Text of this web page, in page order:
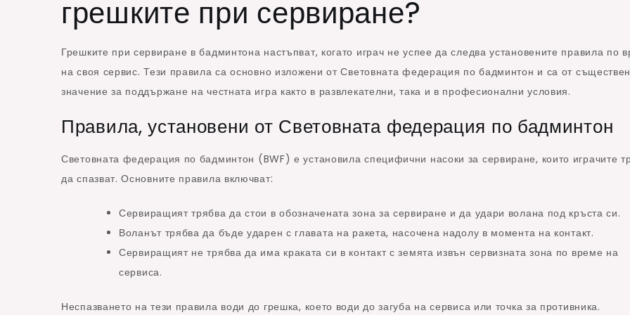
грешките при сервиране?
Грешките при сервиране в бадминтона настъпват, когато играч не успее да следва установените правила по
на своя сервис. Тези правила са основно изложени от Световната федерация по бадминтон и са от
значение за поддържане на честната игра както в развлекателни, така и в професионални условия.
Правила, установени от Световната федерация по бадминтон
Световната федерация по бадминтон (BWF) е установила специфични насоки за сервиране, които играчите
да спазват. Основните правила включват:
Сервиращият трябва да стои в обозначената зона за сервиране и да удари волана под кръста си.
Воланът трябва да бъде ударен с главата на ракета, насочена надолу в момента на контакт.
Сервиращият не трябва да има краката си в контакт с земята извън сервизната зона по време на
сервиса.
Неспазването на тези правила води до грешка, което води до загуба на сервиса или точка за противника.